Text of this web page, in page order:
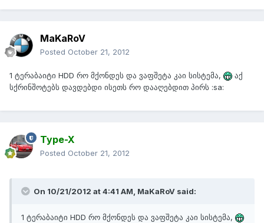
MaKaRoV
Posted October 21, 2012
1 ტერაბაიტი HDD რო მქონდეს და ვაფშეტა კაი სისტემა,
აქ
სქრინშოტებს დავდებდი ისეთს რო დააღებდით პირს :sa:
Type-X
Posted October 21, 2012
On 10/21/2012 at 4:41 AM, MaKaRoV said:
1 ტერაბაიტი HDD რო მქონდეს და ვაფშეტა კაი სისტემა,